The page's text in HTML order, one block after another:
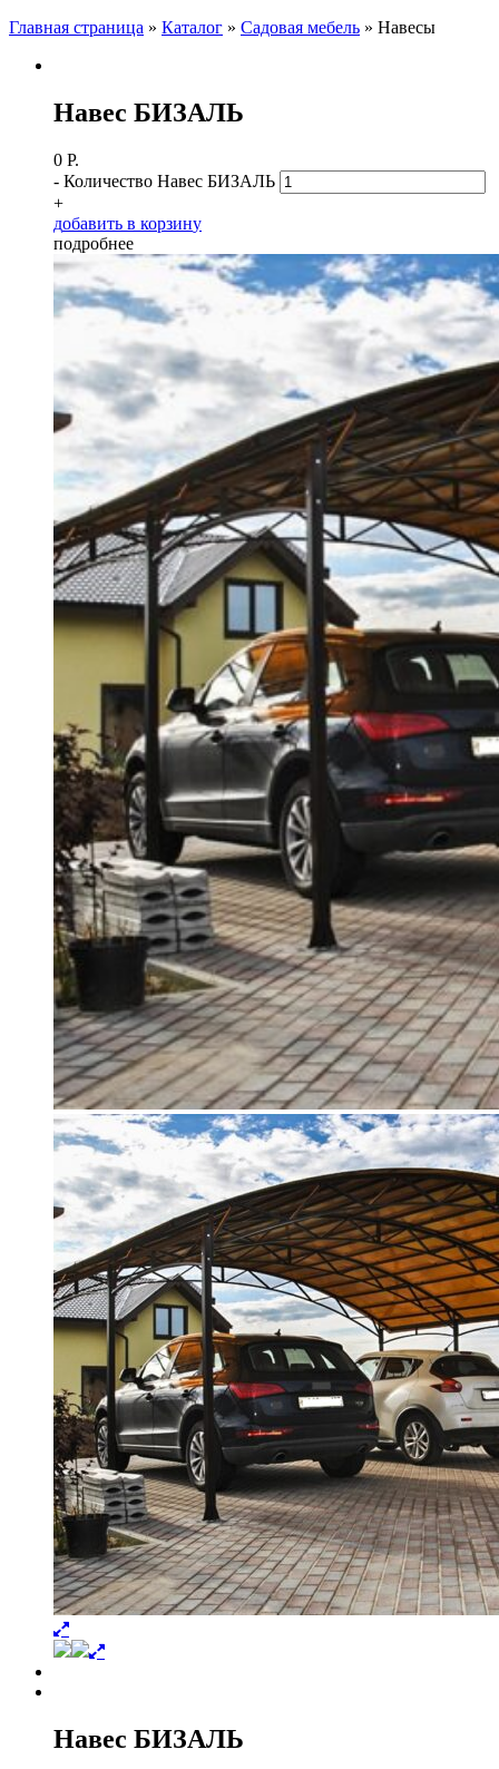
Главная страница » Каталог » Садовая мебель » Навесы
Навес БИЗАЛЬ
0 Р.
- Количество Навес БИЗАЛЬ
+
добавить в корзину
подробнее
Навес БИЗАЛЬ